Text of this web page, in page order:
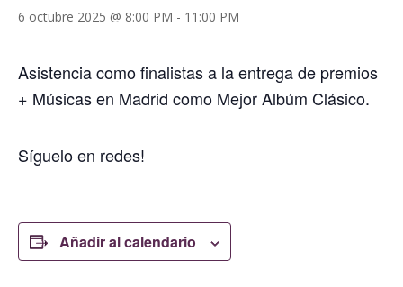
6 octubre 2025 @ 8:00 PM - 11:00 PM
Asistencia como finalistas a la entrega de premios
+ Músicas en Madrid como Mejor Albúm Clásico.
Síguelo en redes!
Añadir al calendario